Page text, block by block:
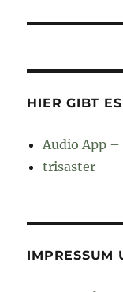
HIER GIBT
Audio App
trisaster
IMPRESSUM